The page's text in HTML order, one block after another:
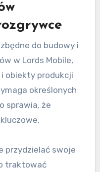
do budowy i
w Lords Mobile,
obiekty produkcji
określonych
sprawia, że
przydzielać swoje
traktować